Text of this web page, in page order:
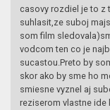
casovy rozdiel je to z
suhlasit,ze suboj
som film
vodcom ten co je
sucastou.Preto by
skor ako by sme ho
smiesne vyznel aj
reziserom vlastne ide